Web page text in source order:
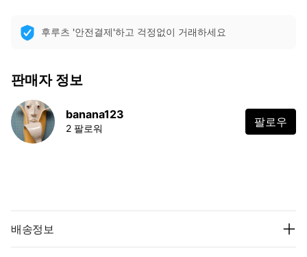
후루츠 '안전결제'하고 걱정없이 거래하세요
판매자 정보
banana123
2 팔로워 팔로우
배송정보